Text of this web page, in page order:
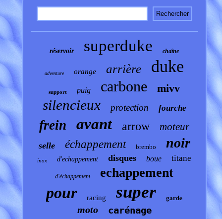
réservoir superduke chaîne
adventure orange arrière duke
support puig carbone mivv
silencieux protection fourche
frein avant arrow moteur
selle échappement brembo noir
inox d'echappement disques boue titane
d'échappement echappement
pour racing super garde
moto carénage